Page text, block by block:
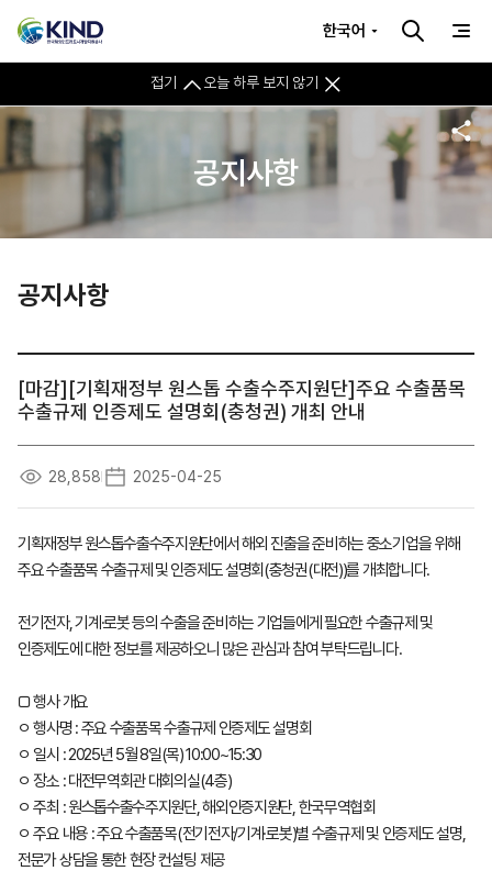
접기 오늘 하루 보지 않기
한국어
공지사항
공지사항
[마감][기획재정부 원스톱 수출수주지원단]주요 수출품목
수출규제 인증제도 설명회(충청권) 개최 안내
28,858 2025-04-25
기획재정부 원스톱수출수주지원단에서 해외 진출을 준비하는 중소기업을 위해
주요 수출품목 수출규제 및 인증제도 설명회(충청권(대전))를 개최합니다.
전기전자, 기계·로봇 등의 수출을 준비하는 기업들에게 필요한 수출규제 및
인증제도에 대한 정보를 제공하오니 많은 관심과 참여 부탁드립니다.
□ 행사 개요
ㅇ 행사명 : 주요 수출품목 수출규제 인증제도 설명회
ㅇ 일시 : 2025년 5월 8일(목) 10:00~15:30
ㅇ 장소 : 대전무역회관 대회의실(4층)
ㅇ 주최 : 원스톱수출수주지원단, 해외인증지원단, 한국무역협회
ㅇ 주요 내용 : 주요 수출품목(전기전자/기계·로봇)별 수출규제 및 인증제도 설명,
전문가 상담을 통한 현장 컨설팅 제공